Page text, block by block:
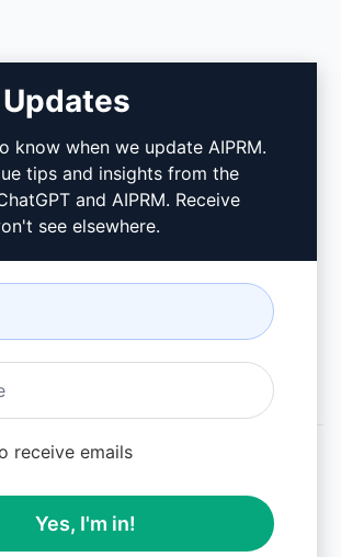
下载
如何安装 (en)
谷歌浏览器 (en)
微软边缘 (en)
and registered trademarks are the
of their respective owners.
related brand names are registered
know when we update AIPRM.
tips and insights from the
and AIPRM. Receive
see elsewhere.
receive emails
Yes, I'm in!